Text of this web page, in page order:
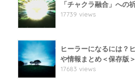
「チャクラ融合」への
17739 views
ヒーラーになるには？
や情報まとめ＜保存版＞
17683 views